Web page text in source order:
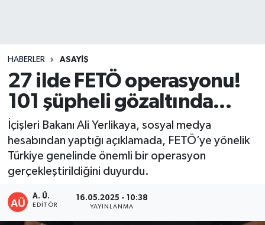
HABERLER ASAYİŞ
27 ilde FETÖ operasyonu!
101 şüpheli gözaltında...
İçişleri Bakanı Ali Yerlikaya, sosyal medya
hesabından yaptığı açıklamada, FETÖ’ye yönelik
Türkiye genelinde önemli bir operasyon
gerçekleştirildiğini duyurdu.
A. Ü.
EDITÖR
16.05.2025 - 10:38
YAYINLANMA
EREĞLİ
GÖKÇEBEY
KARABÜK
KASTAMONU